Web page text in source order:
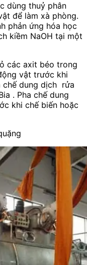
dùng thuỷ phân
để làm xà phòng.
phản ứng hóa học
kiềm NaOH tại một
các axit béo trong
vật trước khi
chế dung dịch rửa
. Pha chế dung
khi chế biến hoặc